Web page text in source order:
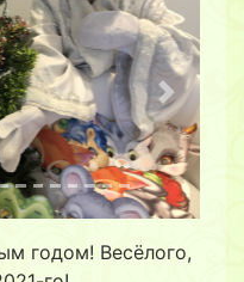
Next
годом! Весёлого,